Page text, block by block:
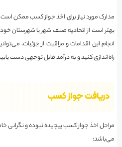
مدارک مورد نیاز برای اخذ جواز کسب ممکن است
بهتر است از اتحادیه صنف شهر یا شهرستان
انجام این اقدامات و مراقبت از جزئیات،
راه‌اندازی کنید و به درآمد قابل توجهی دست
دریافت جواز کسب
مراحل اخذ جواز کسب پیچیده نبوده و نگرانی
می‌باشد: